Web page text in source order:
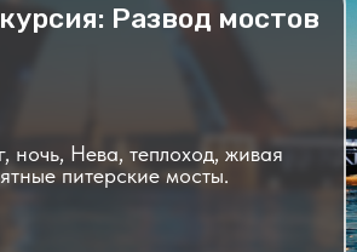
Развод мостов
ночь, Нева, теплоход, живая
питерские мосты.